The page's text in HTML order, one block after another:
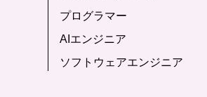
プログラマー
AIエンジニア
ソフトウェアエンジニア